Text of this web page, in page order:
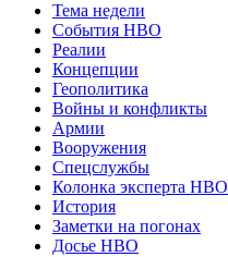
Тема недели
События НВО
Реалии
Концепции
Геополитика
Войны и конфликты
Армии
Вооружения
Спецслужбы
Колонка эксперта НВО
История
Заметки на погонах
Досье НВО